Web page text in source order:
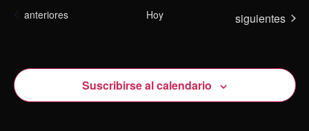
y
de
Eventos
anteriores Hoy Eventos
siguientes
Suscribirse al calendario